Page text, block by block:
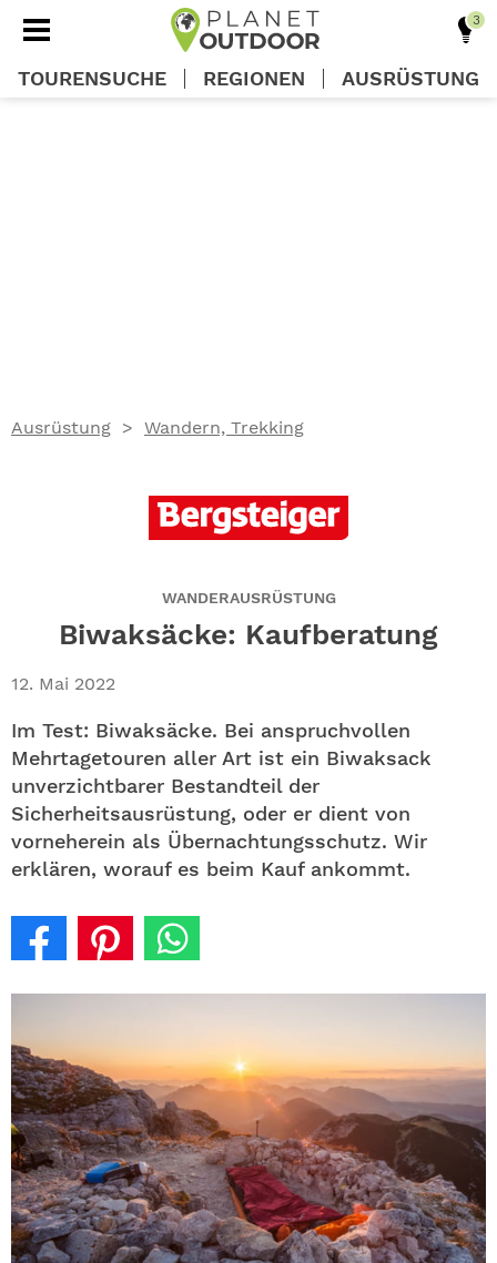
Ausrüstung Wandern, Trekking
WANDERAUSRÜSTUNG
Biwaksäcke: Kaufberatung
12. Mai 2022
Im Test: Biwaksäcke. Bei anspruchvollen
Mehrtagetouren aller Art ist ein Biwaksack
unverzichtbarer Bestandteil der
Sicherheitsausrüstung, oder er dient von
vorneherein als Übernachtungsschutz. Wir
erklären, worauf es beim Kauf ankommt.
TOURENSUCHE REGIONEN AUSRÜSTUNG
NEWSLETTER
ALLE THEMEN
SHOP